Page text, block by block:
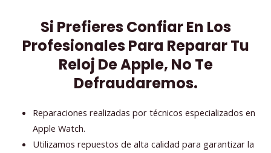
Si Prefieres Confiar En Los
Profesionales Para Reparar Tu
Reloj De Apple, No Te
Defraudaremos.
Reparaciones realizadas por técnicos especializados en
Apple Watch.
Utilizamos repuestos de alta calidad para garantizar la